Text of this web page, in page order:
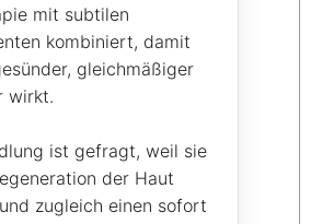
mit subtilen
kombiniert, damit
gleichmäßiger
wirkt.
ist gefragt, weil sie
der Haut
zugleich einen sofort